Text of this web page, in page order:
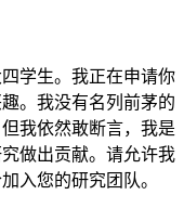
学生。我正在申请你
。我没有名列前茅的
我依然敢断言，我是
做出贡献。请允许我
入您的研究团队。